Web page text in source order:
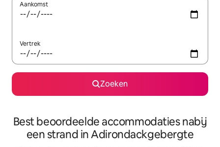
Aankomst
Vertrek
Zoeken
Best beoordeelde accommodaties nabij
een strand in Adirondackgebergte